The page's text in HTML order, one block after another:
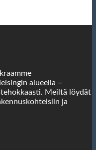
alueella –
Meiltä löydät
ja